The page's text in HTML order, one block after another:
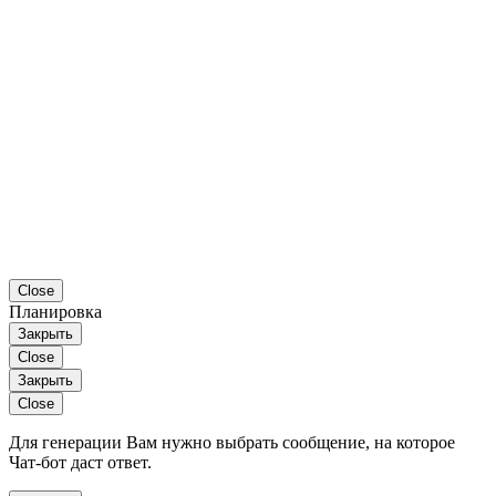
Close
Планировка
Закрыть
Close
Закрыть
Close
Для генерации Вам нужно выбрать сообщение, на которое
Чат-бот даст ответ.